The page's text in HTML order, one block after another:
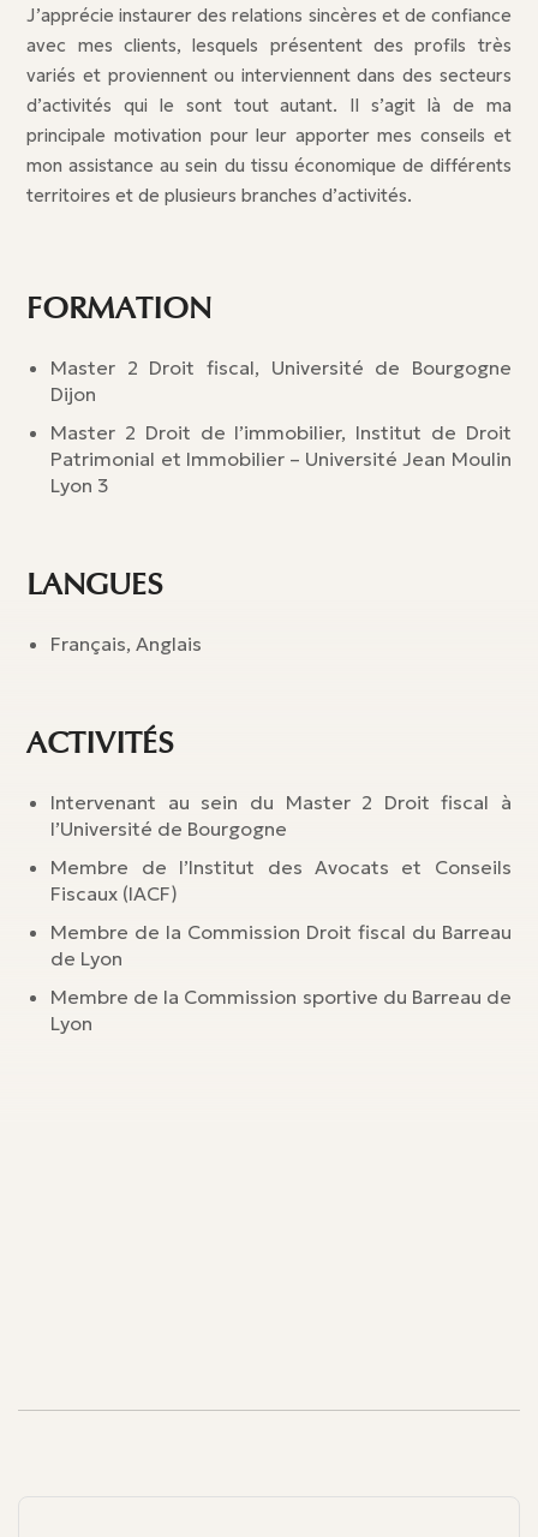
J’apprécie instaurer des relations sincères et de confiance
avec mes clients, lesquels présentent des profils très
variés et proviennent ou interviennent dans des secteurs
d’activités qui le sont tout autant. Il s’agit là de ma
principale motivation pour leur apporter mes conseils et
mon assistance au sein du tissu économique de différents
territoires et de plusieurs branches d’activités.
FORMATION
Master 2 Droit fiscal, Université de Bourgogne
Dijon
Master 2 Droit de l’immobilier, Institut de Droit
Patrimonial et Immobilier – Université Jean Moulin
Lyon 3
LANGUES
Français, Anglais
ACTIVITÉS
Intervenant au sein du Master 2 Droit fiscal à
l’Université de Bourgogne
Membre de l’Institut des Avocats et Conseils
Fiscaux (IACF)
Membre de la Commission Droit fiscal du Barreau
de Lyon
Membre de la Commission sportive du Barreau de
Lyon